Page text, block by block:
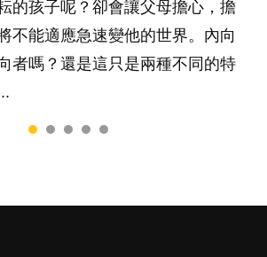
的孩子呢？卻會讓父母擔心，擔
不能適應急速變他的世界。內向
者嗎？還是這只是兩種不同的特
難。一起來認識婚姻的真相！...